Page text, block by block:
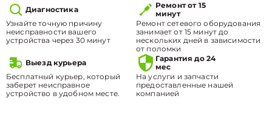
Диагностика
Узнайте точную причину
неисправности вашего
устройства через 30 минут
Ремонт от 15
минут
Ремонт сетевого оборудования
занимает от 15 минут до
нескольких дней в зависимости
от поломки
Выезд курьера
Бесплатный курьер, который
заберет неисправное
устройство в удобном месте.
Гарантия до 24
мес
На услуги и запчасти
предоставленные нашей
компанией